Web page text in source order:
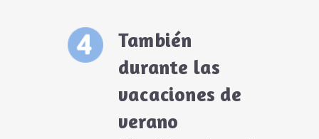
También
durante las
vacaciones de
verano